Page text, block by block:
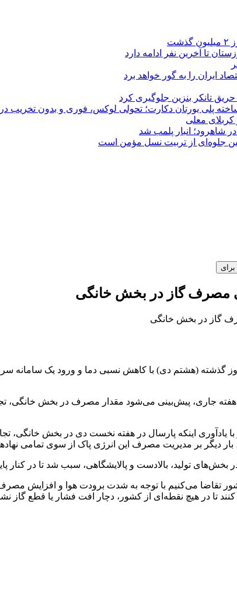
تا آخرین نفر ادامه دارد
ایران را به گور خواهد برد
تانکر بنزین جلوگیری کرد
پلی یورتان دکارت؛ تحولی لوکس، فوری و بدون تخریب
معلی
جلوه‌ای از تربیت نسل مؤمن است
تولید، بالادست و پالایشگاهی، سبب شد تا در کنار
تقاضا می‌کنیم با توجه به شدت برودت هوا و افزایش
تا در هیچ نقطه‌ای از کشور، دچار افت فشار یا قطع گاز